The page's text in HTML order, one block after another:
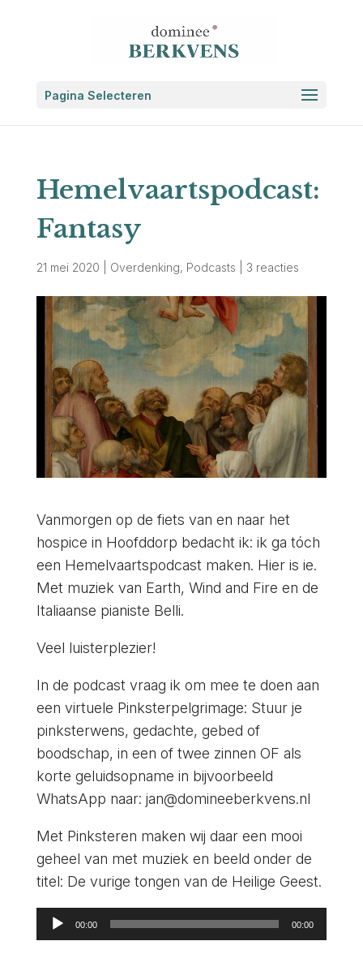
Pagina Selecteren
Hemelvaartspodcast:
Fantasy
21 mei 2020 Overdenking, Podcasts 3 reacties
Vanmorgen op de fiets van en naar het
hospice in Hoofddorp bedacht ik: ik ga tóch
een Hemelvaartspodcast maken. Hier is ie.
Met muziek van Earth, Wind and Fire en de
Italiaanse pianiste Belli.
Veel luisterplezier!
In de podcast vraag ik om mee te doen aan
een virtuele Pinksterpelgrimage: Stuur je
pinksterwens, gedachte, gebed of
boodschap, in een of twee zinnen OF als
korte geluidsopname in bijvoorbeeld
WhatsApp naar: jan@domineeberkvens.nl
Met Pinksteren maken wij daar een mooi
geheel van met muziek en beeld onder de
titel: De vurige tongen van de Heilige Geest.
Audiospeler
00:00 00:00